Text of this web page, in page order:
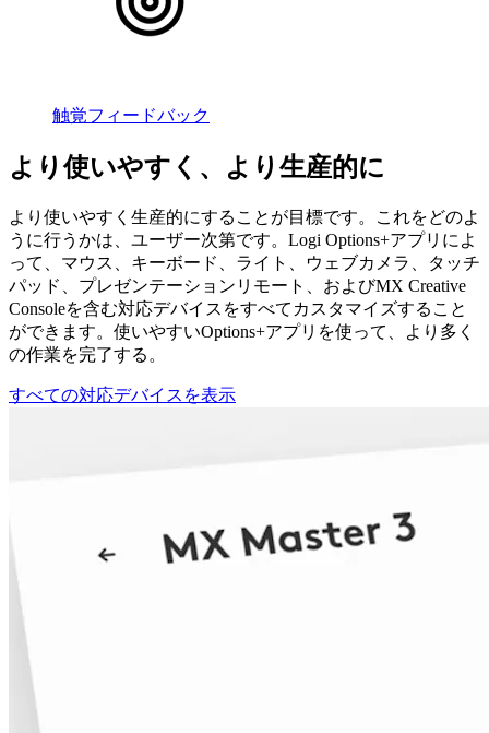
触覚フィードバック
より使いやすく、より生産的に
より使いやすく生産的にすることが目標です。これをどのよ
うに行うかは、ユーザー次第です。Logi Options+アプリによ
って、マウス、キーボード、ライト、ウェブカメラ、タッチ
パッド、プレゼンテーションリモート、およびMX Creative
Consoleを含む対応デバイスをすべてカスタマイズすること
ができます。使いやすいOptions+アプリを使って、より多く
の作業を完了する。
すべての対応デバイスを表示